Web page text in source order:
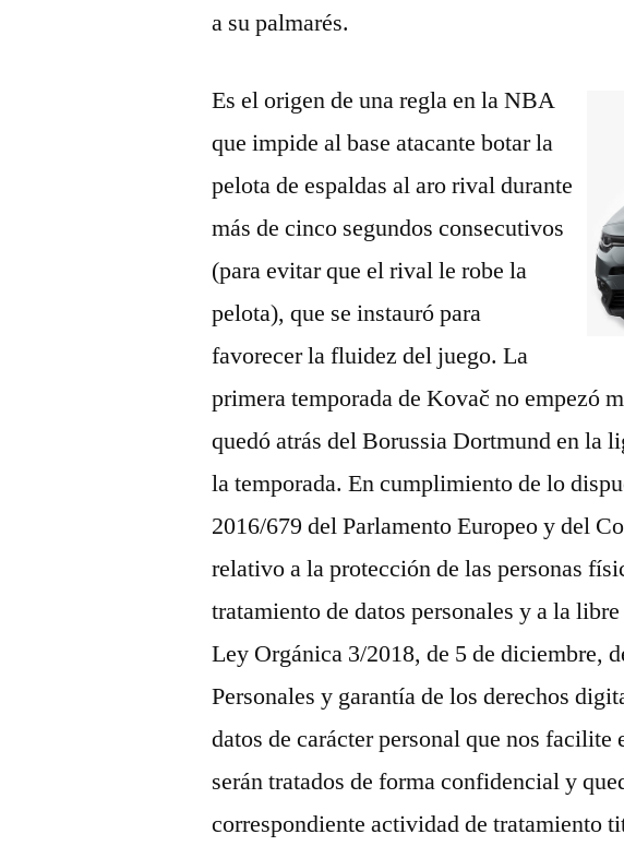
a su palmarés.
Es el origen de una regla en la NBA
que impide al base atacante botar la
pelota de espaldas al aro rival durante
más de cinco segundos consecutivos
(para evitar que el rival le robe la
pelota), que se instauró para
favorecer la fluidez del juego. La
primera temporada de Kovač no empezó
quedó atrás del Borussia Dortmund en la
la temporada. En cumplimiento de lo
2016/679 del Parlamento Europeo y del
relativo a la protección de las personas
tratamiento de datos personales y a la
Ley Orgánica 3/2018, de 5 de diciembre,
Personales y garantía de los derechos
datos de carácter personal que nos
serán tratados de forma confidencial y
correspondiente actividad de tratamiento